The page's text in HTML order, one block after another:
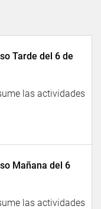
Tarde del 6 de
las actividades
Mañana del 6
las actividades